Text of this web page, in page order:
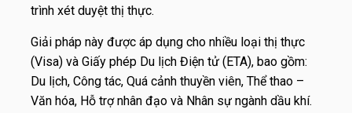
trình xét duyệt thị thực.
Giải pháp này được áp dụng cho nhiều loại thị thực
(Visa) và Giấy phép Du lịch Điện tử (ETA), bao gồm:
Du lịch, Công tác, Quá cảnh thuyền viên, Thể thao –
Văn hóa, Hỗ trợ nhân đạo và Nhân sự ngành dầu khí.